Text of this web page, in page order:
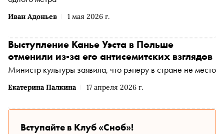
Иван Адоньев 1 мая 2026 г.
Екатерина Палкина 17 апреля 2026 г.
Выступление Канье Уэста в Польше
отменили из-за его антисемитских взглядов
Министр культуры заявила, что рэперу в стране не место
Вступайте в Клуб «Сноб»!